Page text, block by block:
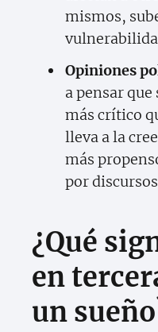
mismos,
Opiniones
a pensar
más crítico
lleva a la
más
por
¿Qué
en
un